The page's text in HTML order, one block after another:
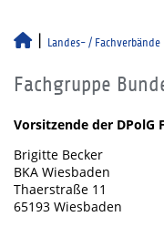
Landes- / Fachverbände
Fachgruppe
Vorsitzende der DPolG
Brigitte Becker
BKA Wiesbaden
Thaerstraße 11
65193 Wiesbaden